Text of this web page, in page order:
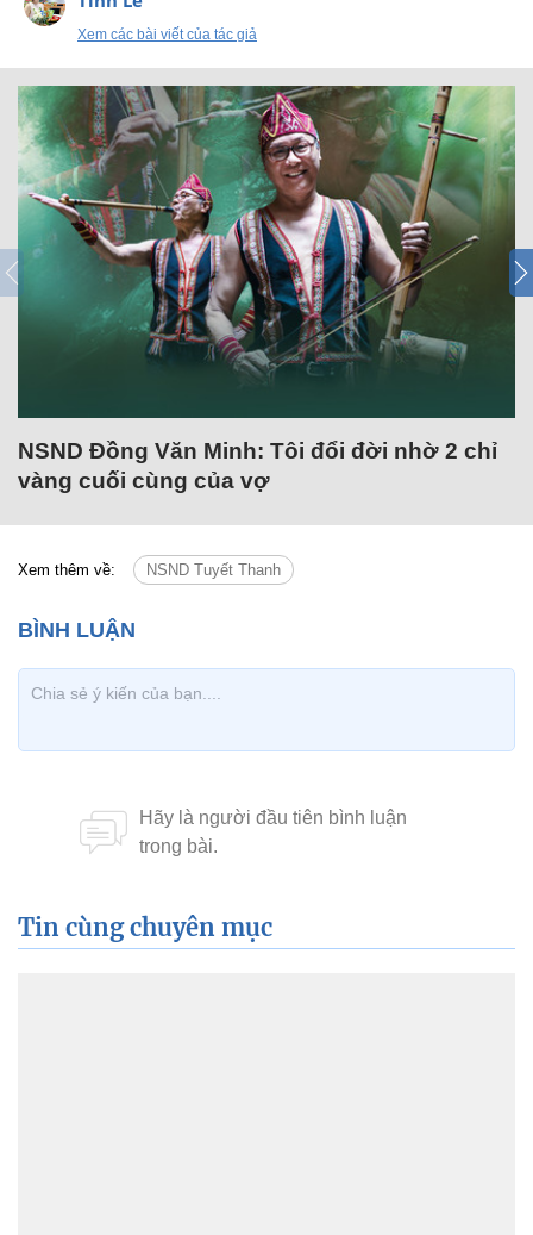
Xem các bài viết của tác giả
NSND Đồng Văn Minh: Tôi đổi đời nhờ 2 chỉ
vàng cuối cùng của vợ
Xem thêm về: NSND Tuyết Thanh
Tin cùng chuyên mục